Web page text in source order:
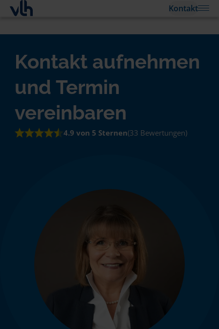
Kontakt
Kontakt aufnehmen
und Termin
vereinbaren
4.9 von 5 Sternen(33 Bewertungen)